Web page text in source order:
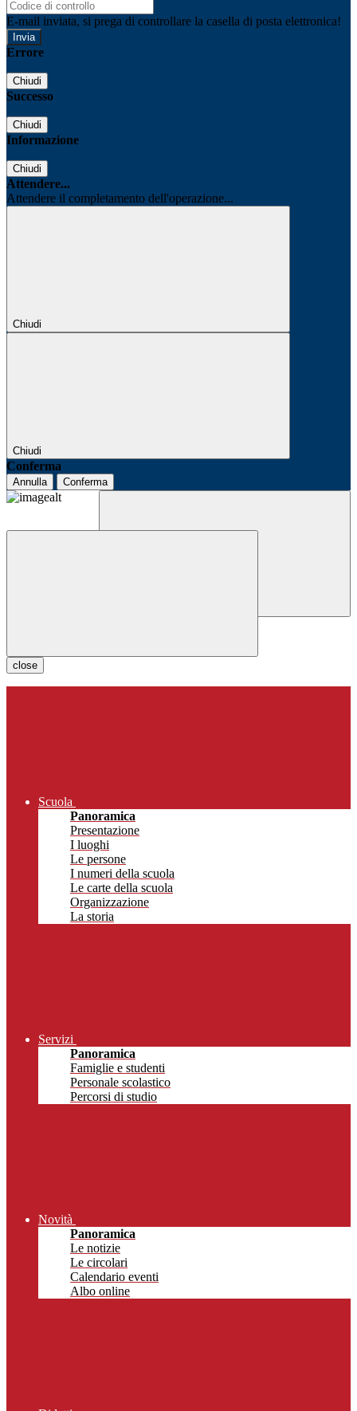
E-mail inviata, si prega di controllare la casella di posta elettronica!
Errore
Chiudi
Successo
Chiudi
Informazione
Chiudi
Attendere...
Attendere il completamento dell'operazione...
Chiudi
Chiudi
Conferma
Annulla Conferma
close
Scuola
Panoramica
Presentazione
I luoghi
Le persone
I numeri della scuola
Le carte della scuola
Organizzazione
La storia
Servizi
Panoramica
Famiglie e studenti
Personale scolastico
Percorsi di studio
Novità
Panoramica
Le notizie
Le circolari
Calendario eventi
Albo online